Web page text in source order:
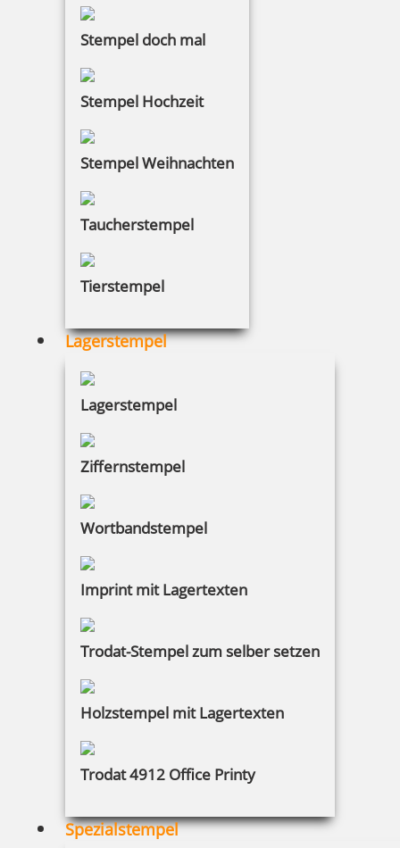
Stempel doch mal
Stempel Hochzeit
Stempel Weihnachten
Taucherstempel
Tierstempel
Lagerstempel
Lagerstempel
Ziffernstempel
Wortbandstempel
Imprint mit Lagertexten
Trodat-Stempel zum selber setzen
Holzstempel mit Lagertexten
Trodat 4912 Office Printy
Spezialstempel